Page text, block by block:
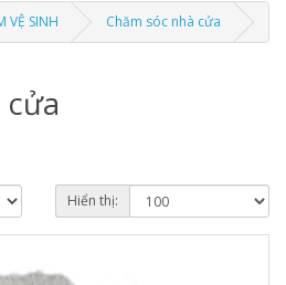
VỆ SINH Chăm sóc nhà cửa
cửa
Hiển thị: